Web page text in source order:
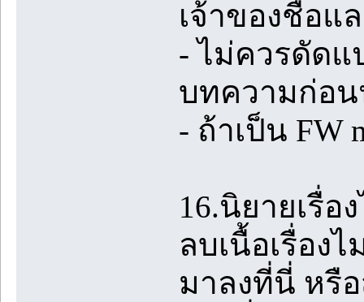
เจ้าของชื่อแ
- ไม่ควรดัดแ
บทความก่อ
- ถ้าเป็น FW
16.นิยายเรื่
ลบเนื้อเรื่อง
มาลงที่นี่ หรื